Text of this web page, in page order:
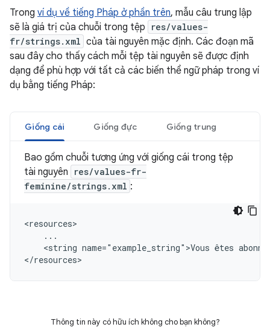
Trong ví dụ về tiếng Pháp ở phần trên, mẫu câu trung lập
sẽ là giá trị của chuỗi trong tệp
res/values-
fr/strings.xml của tài nguyên mặc định. Các đoạn mã
sau đây cho thấy cách mỗi tệp tài nguyên sẽ được định
dạng để phù hợp với tất cả các biến thể ngữ pháp trong ví
dụ bằng tiếng Pháp:
Giống cái Giống đực Giống trung
Bao gồm chuỗi tương ứng với giống cái trong tệp
tài nguyên
res/values-fr-
feminine/strings.xml :
<string name="example_string">Vous êtes
</resources>
Thông tin này có hữu ích không cho bạn không?